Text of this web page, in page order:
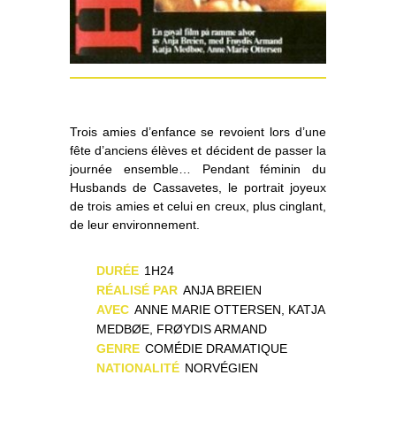
Trois amies d’enfance se revoient lors d’une
fête d’anciens élèves et décident de passer la
journée ensemble… Pendant féminin du
Husbands de Cassavetes, le portrait joyeux
de trois amies et celui en creux, plus cinglant,
de leur environnement.
DURÉE 1H24
RÉALISÉ PAR ANJA BREIEN
AVEC ANNE MARIE OTTERSEN, KATJA
MEDBØE, FRØYDIS ARMAND
GENRE COMÉDIE DRAMATIQUE
NATIONALITÉ NORVÉGIEN